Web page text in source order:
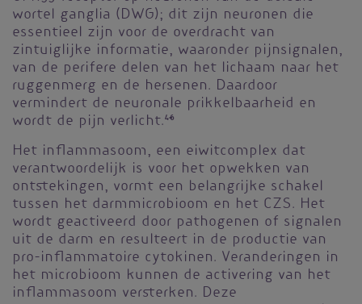
wortel ganglia (DWG); dit zijn neuronen die
essentieel zijn voor de overdracht van
zintuiglijke informatie, waaronder pijnsignalen,
van de perifere delen van het lichaam naar het
ruggenmerg en de hersenen. Daardoor
vermindert de neuronale prikkelbaarheid en
wordt de pijn verlicht.4-6
Het inflammasoom, een eiwitcomplex dat
verantwoordelijk is voor het opwekken van
ontstekingen, vormt een belangrijke schakel
tussen het darmmicrobioom en het CZS. Het
wordt geactiveerd door pathogenen of signalen
uit de darm en resulteert in de productie van
pro-inflammatoire cytokinen. Veranderingen in
het microbioom kunnen de activering van het
inflammasoom versterken. Deze